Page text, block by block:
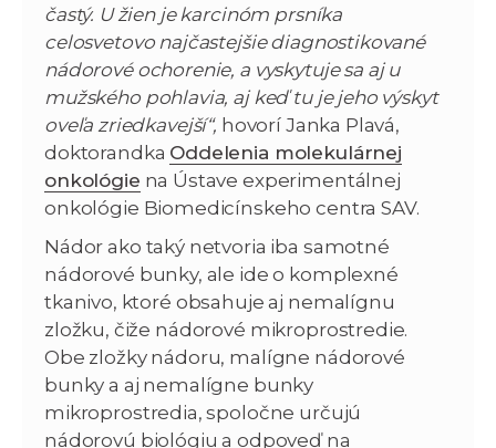
častý. U žien je karcinóm prsníka
celosvetovo najčastejšie diagnostikované
nádorové ochorenie, a vyskytuje sa aj u
mužského pohlavia, aj keď tu je jeho výskyt
oveľa zriedkavejší“, hovorí Janka Plavá,
doktorandka Oddelenia molekulárnej
onkológie na Ústave experimentálnej
onkológie Biomedicínskeho centra SAV.
Nádor ako taký netvoria iba samotné
nádorové bunky, ale ide o komplexné
tkanivo, ktoré obsahuje aj nemalígnu
zložku, čiže nádorové mikroprostredie.
Obe zložky nádoru, malígne nádorové
bunky a aj nemalígne bunky
mikroprostredia, spoločne určujú
nádorovú biológiu a odpoveď na